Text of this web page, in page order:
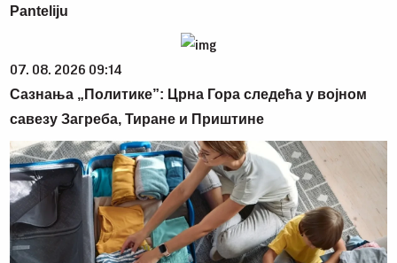
Panteliju
07. 08. 2026 09:14
Сазнања „Политике”: Црна Гора следећа у војном
савезу Загреба, Тиране и Приштине